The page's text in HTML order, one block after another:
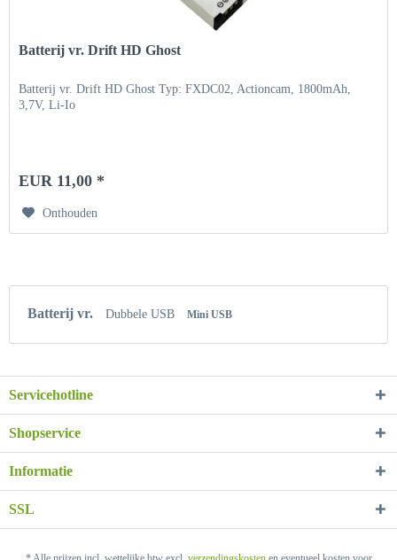
Batterij vr. Drift HD Ghost
Batterij vr. Drift HD Ghost Typ: FXDC02, Actioncam, 1800mAh,
3,7V, Li-Io
EUR 11,00 *
Onthouden
Batterij vr. Dubbele USB Mini USB
Servicehotline
Shopservice
Informatie
SSL